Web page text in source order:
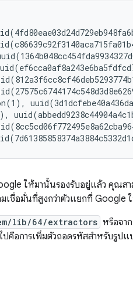
ให้มานั้นรองรับอยู่แล้ว คุณสา
เชื่อมั่นที่สูงกว่าตัวแยกที่ Google
lib/64/extractors หรือจา
อการเพิ่มตัวถอดรหัสสำหรับรูปแบ